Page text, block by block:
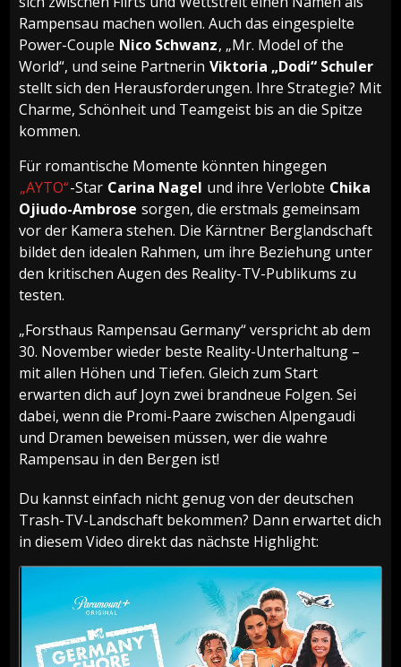
Rampensau machen wollen. Auch das eingespielte
Power-Couple Nico Schwanz, „Mr. Model of the
World“, und seine Partnerin Viktoria „Dodi“ Schuler
stellt sich den Herausforderungen. Ihre Strategie? Mit
Charme, Schönheit und Teamgeist bis an die Spitze
kommen.
Für romantische Momente könnten hingegen
„AYTO“-Star Carina Nagel und ihre Verlobte Chika
Ojiudo-Ambrose sorgen, die erstmals gemeinsam
vor der Kamera stehen. Die Kärntner Berglandschaft
bildet den idealen Rahmen, um ihre Beziehung unter
den kritischen Augen des Reality-TV-Publikums zu
testen.
„Forsthaus Rampensau Germany“ verspricht ab dem
30. November wieder beste Reality-Unterhaltung –
mit allen Höhen und Tiefen. Gleich zum Start
erwarten dich auf Joyn zwei brandneue Folgen. Sei
dabei, wenn die Promi-Paare zwischen Alpengaudi
und Dramen beweisen müssen, wer die wahre
Rampensau in den Bergen ist!
Du kannst einfach nicht genug von der deutschen
Trash-TV-Landschaft bekommen? Dann erwartet dich
in diesem Video direkt das nächste Highlight: